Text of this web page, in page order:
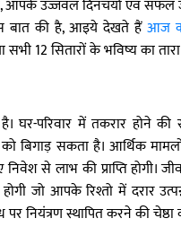
आपके उज्जवल दिनचर्या एवं सफल
बात की है, आइये देखते हैंआज
12 सितारों के भविष्य का
घर-परिवार में तकरार होने
बिगाड़ सकता है। आर्थिक
निवेश से लाभ की प्राप्ति होगी।
जो आपके रिश्तो में दरार
नियंत्रण स्थापित करने की चेष्ठा